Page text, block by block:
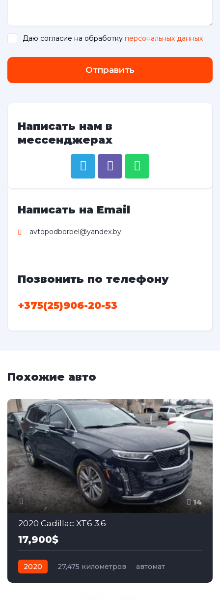
Даю согласие на обработку персональных данных
Отправить
Написать нам в
мессенджерах
Написать на Email
avtopodborbel@yandex.by
Позвонить по телефону
+375(25)906-20-53
Похожие авто
14
2020 Cadillac XT6 3.6
17,900$
2020 27,475 километров
автомат